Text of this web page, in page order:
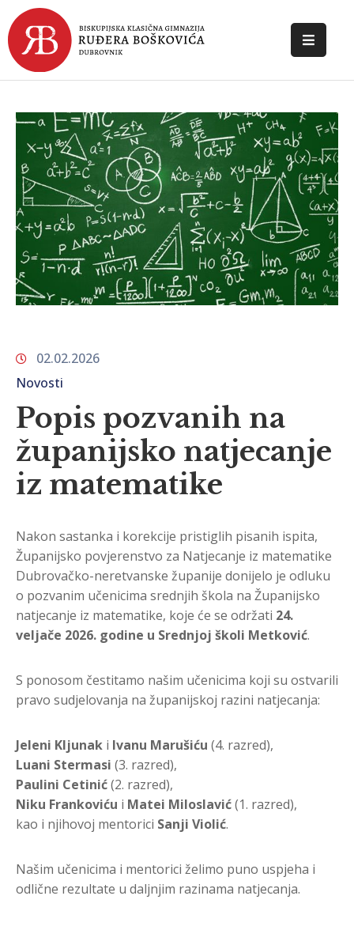
POČETNA
ŠKOLI
DOKUMENTI
NOVOSTI
KONTAKT
02.02.2026
Novosti
Popis pozvanih na
županijsko natjecanje
iz matematike
Nakon sastanka i korekcije pristiglih pisanih ispita,
Županijsko povjerenstvo za Natjecanje iz matematike
Dubrovačko-neretvanske županije donijelo je odluku
o pozvanim učenicima srednjih škola na Županijsko
natjecanje iz matematike, koje će se održati 24.
veljače 2026. godine u Srednjoj školi Metković.
S ponosom čestitamo našim učenicima koji su ostvarili
pravo sudjelovanja na županijskoj razini natjecanja:
Jeleni Kljunak i Ivanu Marušiću (4. razred),
Luani Stermasi (3. razred),
Paulini Cetinić(2. razred),
Niku Frankoviću i Matei Miloslavić(1. razred),
kao i njihovoj mentorici Sanji Violić.
Našim učenicima i mentorici želimo puno uspjeha i
odlične rezultate u daljnjim razinama natjecanja.